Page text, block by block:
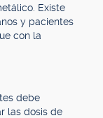
Existe
y pacientes
con la
debe
las dosis de